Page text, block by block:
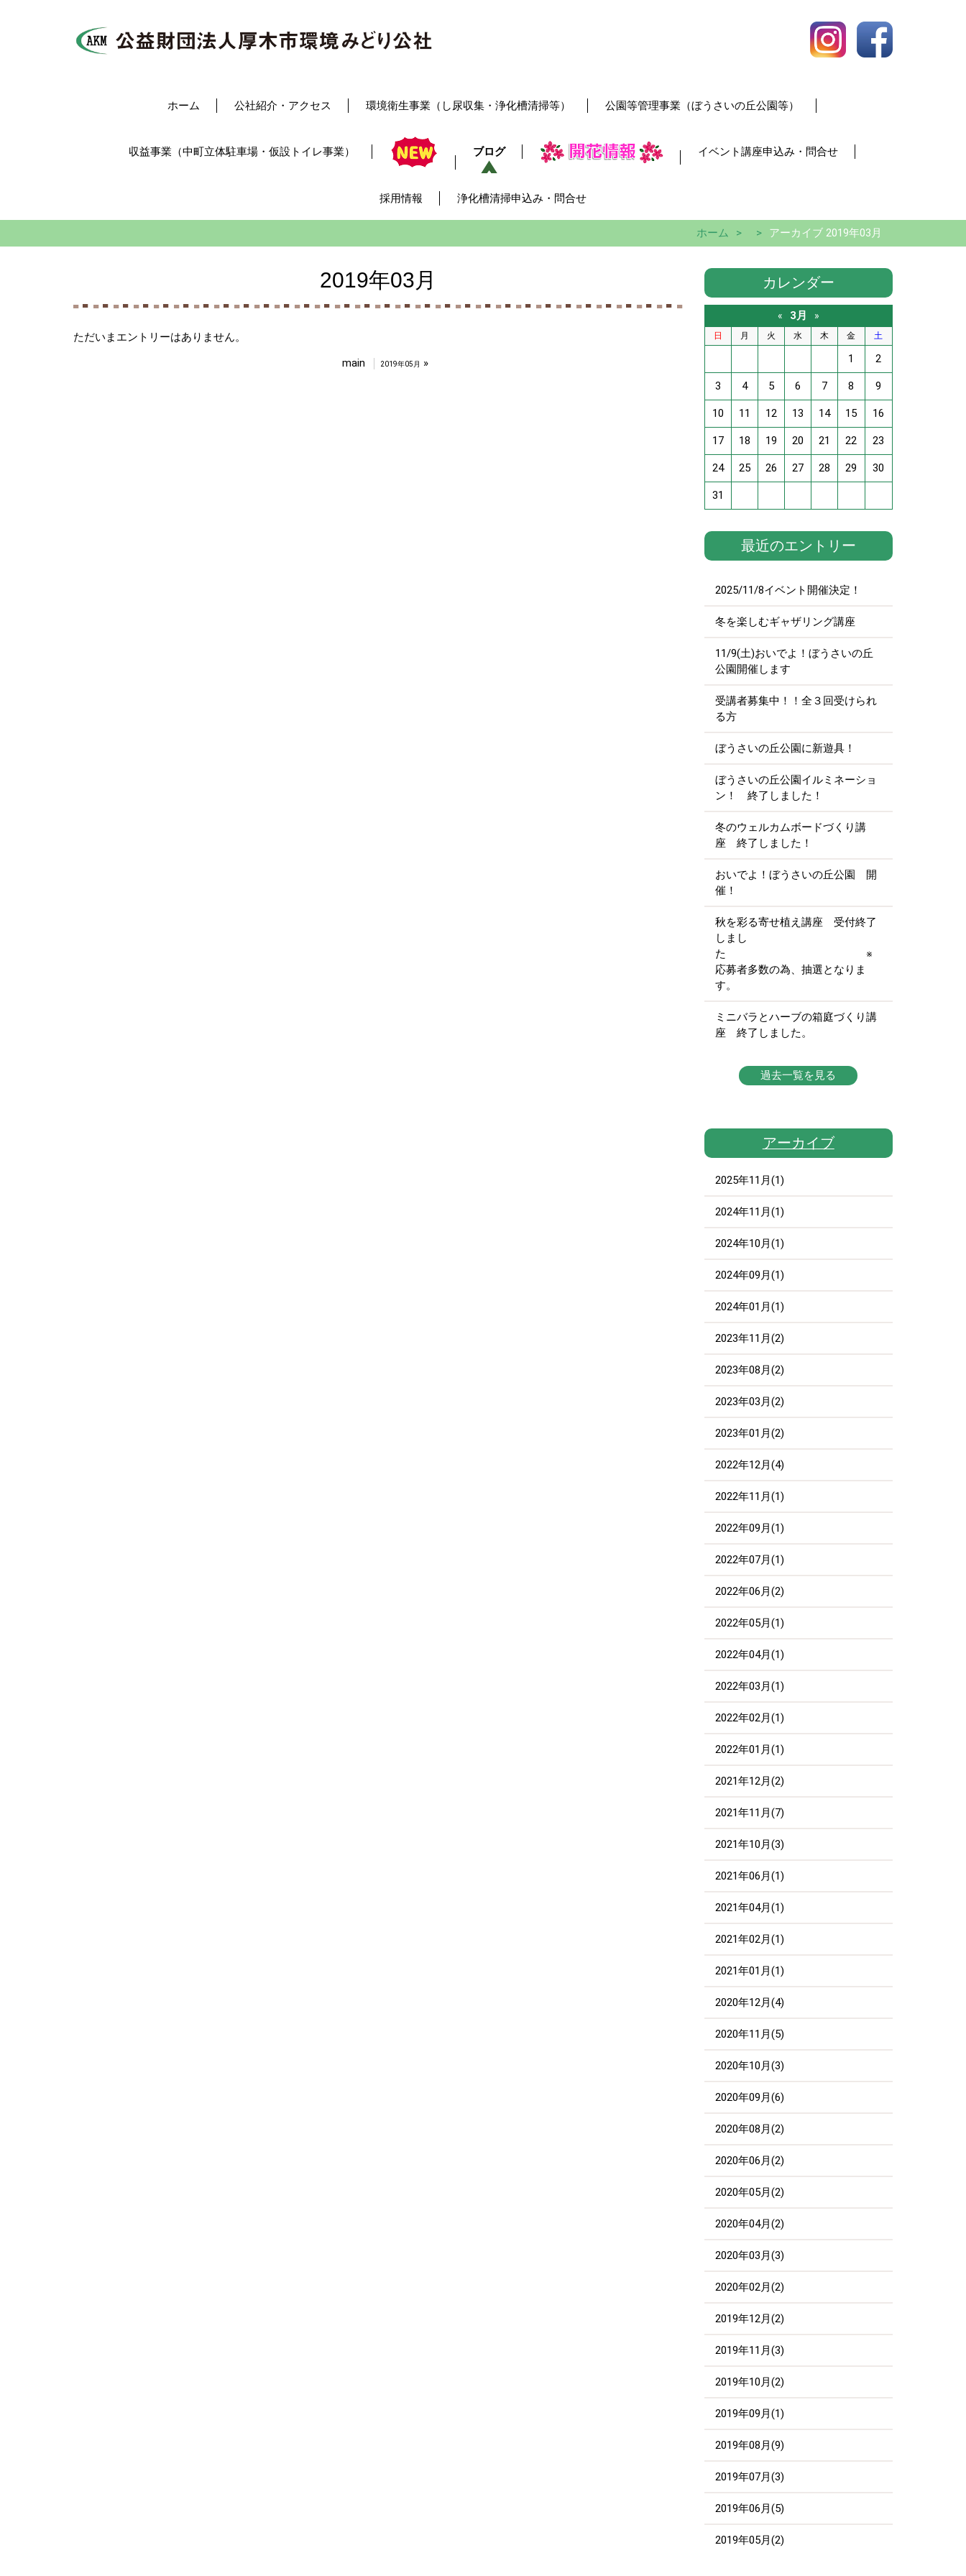
ホーム 公社紹介・アクセス 環境衛生事業（し尿収集・浄化槽清掃等） 公園等管理事業（ぼうさいの丘公園等）
収益事業（中町立体駐車場・仮設トイレ事業） ブログ イベント講座申込み・問合せ
採用情報 浄化槽清掃申込み・問合せ
ホーム アーカイブ 2019年03月
2019年03月
ただいまエントリーはありません。
main
2019年05月 »
カレンダー
« 3月 »
日 月 火 水 木 金 土
1 2
3 4 5 6 7 8 9
10 11 12 13 14 15 16
17 18 19 20 21 22 23
24 25 26 27 28 29 30
31
最近のエントリー
2025/11/8イベント開催決定！
冬を楽しむギャザリング講座
11/9(土)おいでよ！ぼうさいの丘
公園開催します
受講者募集中！！全３回受けられ
る方
ぼうさいの丘公園に新遊具！
ぼうさいの丘公園イルミネーショ
ン！ 終了しました！
冬のウェルカムボードづくり講
座 終了しました！
おいでよ！ぼうさいの丘公園 開
催！
秋を彩る寄せ植え講座 受付終了
しまし
た ※
応募者多数の為、抽選となりま
す。
ミニバラとハーブの箱庭づくり講
座 終了しました。
過去一覧を見る
アーカイブ
2025年11月(1)
2024年11月(1)
2024年10月(1)
2024年09月(1)
2024年01月(1)
2023年11月(2)
2023年08月(2)
2023年03月(2)
2023年01月(2)
2022年12月(4)
2022年11月(1)
2022年09月(1)
2022年07月(1)
2022年06月(2)
2022年05月(1)
2022年04月(1)
2022年03月(1)
2022年02月(1)
2022年01月(1)
2021年12月(2)
2021年11月(7)
2021年10月(3)
2021年06月(1)
2021年04月(1)
2021年02月(1)
2021年01月(1)
2020年12月(4)
2020年11月(5)
2020年10月(3)
2020年09月(6)
2020年08月(2)
2020年06月(2)
2020年05月(2)
2020年04月(2)
2020年03月(3)
2020年02月(2)
2019年12月(2)
2019年11月(3)
2019年10月(2)
2019年09月(1)
2019年08月(9)
2019年07月(3)
2019年06月(5)
2019年05月(2)